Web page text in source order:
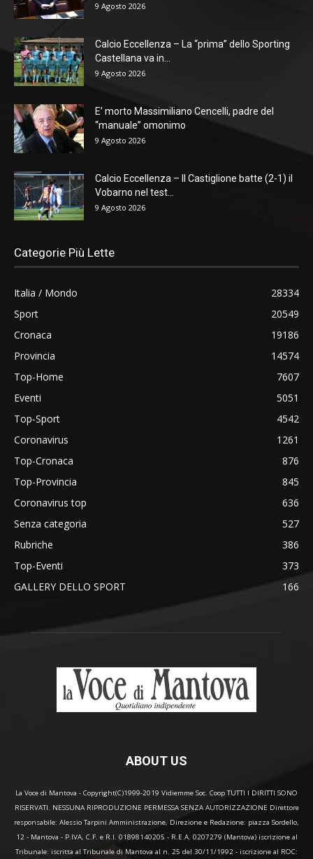
9 Agosto 2026
Calcio Eccellenza – La “prima” dello Sporting
Castellana va in...
9 Agosto 2026
E’ morto Massimiliano Cencelli, padre del
“manuale” omonimo
9 Agosto 2026
Calcio Eccellenza – Il Castiglione batte (2-1) il
Vobarno nel test...
9 Agosto 2026
Categorie Più Lette
Italia / Mondo
28334
Sport
20549
Cronaca
19186
Provincia
14574
Top-Home
7607
Eventi
5051
Top-Sport
4542
Coronavirus
1261
Top-Cronaca
876
Top-Provincia
845
Coronavirus top
636
Senza categoria
527
Rubriche
386
Top-Eventi
373
GALLERY DELLO SPORT
166
ABOUT US
La Voce di Mantova - Copyright(C)1999-2019 Vidiemme Soc. Coop TUTTI I DIRITTI SONO
RISERVATI. NESSUNA RIPRODUZIONE PERMESSA SENZA AUTORIZZAZIONE Direttore
responsabile: Alessio Tarpini Amministrazione, Direzione e Redazione: piazza Sordello,
12 - Mantova - P.IVA, C.F. e R.I. 01898140205 - R.E.A. 0207279 (Mantova) iscrizione al
Tribunale: iscritta al Tribunale di Mantova al n. 25 del 30/11/1992 - iscrizione al ROC: